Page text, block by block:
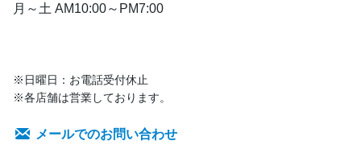
月～土 AM10:00～PM7:00
※日曜日：お電話受付休止
※各店舗は営業しております。
メールでのお問い合わせ